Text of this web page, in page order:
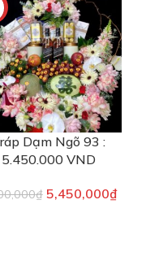
Dạm Ngõ 93 :
5.450.000 VND
₫ 5,450,000₫